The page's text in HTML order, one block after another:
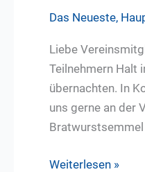
Das Neueste,
Liebe
Teilnehmern Halt
übernachten. In
uns gerne an der
Bratwurstsemmel
BR-
Weiterlesen »